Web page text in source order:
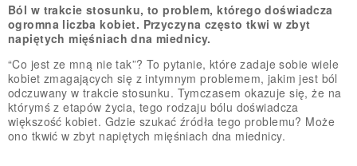
Ból w trakcie stosunku, to problem, którego doświadcza
ogromna liczba kobiet. Przyczyna często tkwi w zbyt
napiętych mięśniach dna miednicy.
“Co jest ze mną nie tak”? To pytanie, które zadaje sobie wiele
kobiet zmagających się z intymnym problemem, jakim jest ból
odczuwany w trakcie stosunku. Tymczasem okazuje się, że na
którymś z etapów życia, tego rodzaju bólu doświadcza
większość kobiet. Gdzie szukać źródła tego problemu? Może
ono tkwić w zbyt napiętych mięśniach dna miednicy.